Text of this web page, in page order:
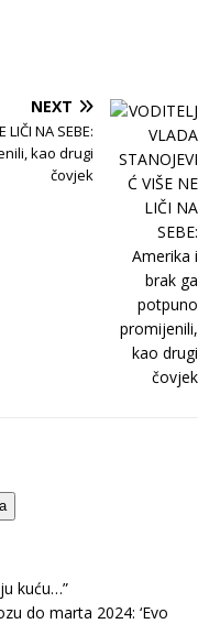
NEXT
LIČI NA SEBE:
kao drugi
čovjek
kuću…”
do marta 2024: ‘Evo